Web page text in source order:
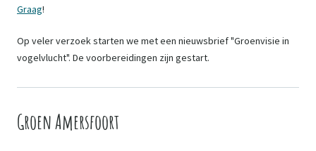
Graag!
Op veler verzoek starten we met een nieuwsbrief "Groenvisie in
vogelvlucht". De voorbereidingen zijn gestart.
Groen Amersfoort